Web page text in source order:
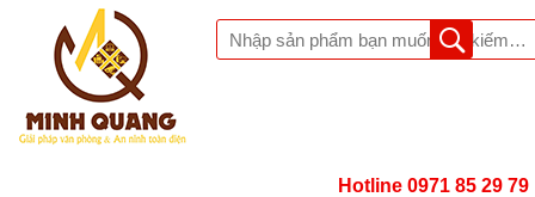
Hotline 0971 85 29 79